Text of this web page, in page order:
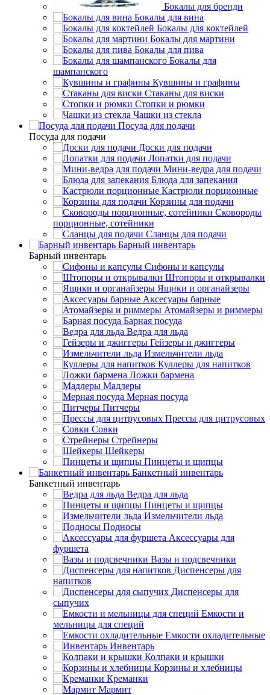
Бокалы для бренди
Бокалы для вина
Бокалы для коктейлей
Бокалы для мартини
Бокалы для пива
Бокалы для
шампанского
Кувшины и графины
Стаканы для виски
Стопки и рюмки
Чашки из стекла
Посуда для подачи
Посуда для подачи
Доски для подачи
Лопатки для подачи
Мини-ведра для подачи
Блюда для запекания
Кастрюли порционные
Корзины для подачи
Сковороды
порционные, сотейники
Сланцы для подачи
Барный инвентарь
Барный инвентарь
Сифоны и капсулы
Штопоры и открывалки
Ящики и органайзеры
Аксесуары барные
Атомайзеры и риммеры
Барная посуда
Ведра для льда
Гейзеры и джиггеры
Измельчители льда
Куллеры для напитков
Ложки бармена
Мадлеры
Мерная посуда
Питчеры
Прессы для цитрусовых
Совки
Стрейнеры
Шейкеры
Пинцеты и щипцы
Банкетный инвентарь
Банкетный инвентарь
Ведра для льда
Пинцеты и щипцы
Измельчители льда
Подносы
Аксессуары для
фуршета
Вазы и подсвечники
Диспенсеры для
напитков
Диспенсеры для
сыпучих
Емкости и
мельницы для специй
Емкости охладительные
Инвентарь
Колпаки и крышки
Корзины и хлебницы
Креманки
Мармит